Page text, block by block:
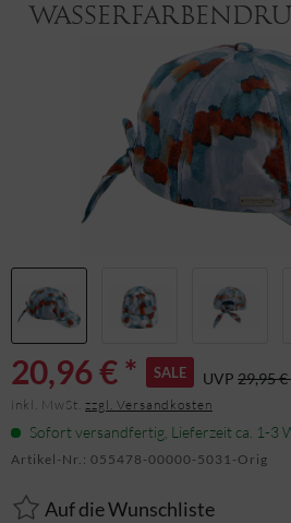
20,96 € * SALE UVP 29,95 €
inkl. MwSt. zzgl. Versandkosten
Sofort versandfertig, Lieferzeit ca. 1-3
Artikel-Nr.: 055478-00000-5031-Orig
Auf die Wunschliste